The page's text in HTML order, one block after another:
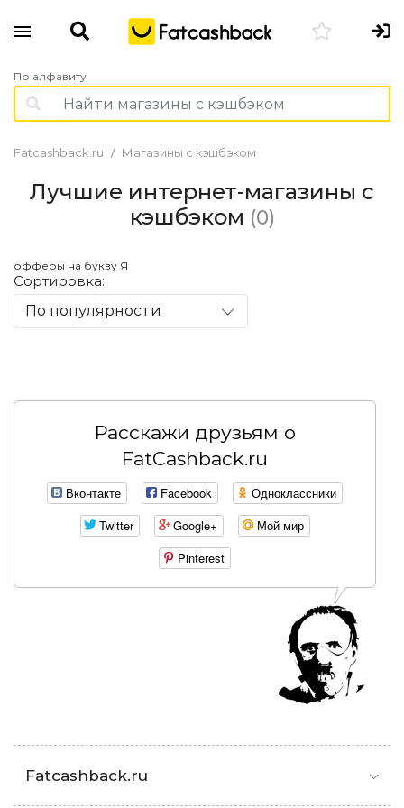
По алфавиту
Fatcashback.ru Магазины с кэшбэком
Лучшие интернет-магазины с
кэшбэком (0)
офферы на букву Я
Сортировка:
По популярности
Расскажи друзьям о
FatCashback.ru
Вконтакте Facebook
Одноклассники
Twitter
Google+
Мой мир
Pinterest
Fatcashback.ru